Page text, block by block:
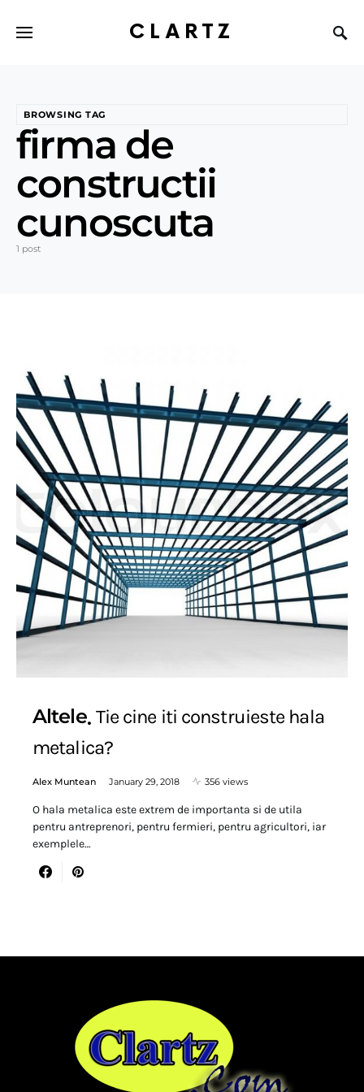
CLARTZ
BROWSING TAG
firma de
constructii
cunoscuta
1 post
Altele Tie cine iti construieste hala
metalica?
Alex Muntean January 29, 2018 356 views
O hala metalica este extrem de importanta si de utila
pentru antreprenori, pentru fermieri, pentru agricultori, iar
exemplele…